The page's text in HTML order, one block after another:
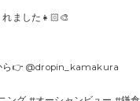
ました👧🏻🎨
ら👉 @dropin_kamakura